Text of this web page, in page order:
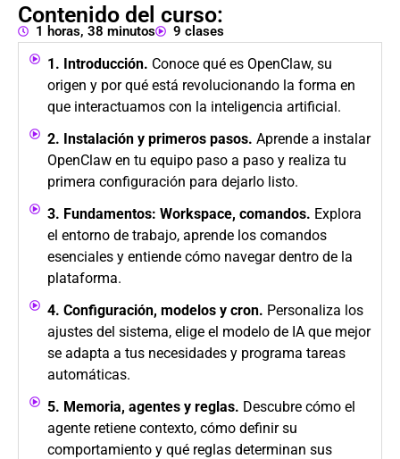
Contenido del curso:
1 horas, 38 minutos 9 clases
1. Introducción. Conoce qué es OpenClaw, su
origen y por qué está revolucionando la forma en
que interactuamos con la inteligencia artificial.
2. Instalación y primeros pasos. Aprende a instalar
OpenClaw en tu equipo paso a paso y realiza tu
primera configuración para dejarlo listo.
3. Fundamentos: Workspace, comandos. Explora
el entorno de trabajo, aprende los comandos
esenciales y entiende cómo navegar dentro de la
plataforma.
4. Configuración, modelos y cron. Personaliza los
ajustes del sistema, elige el modelo de IA que mejor
se adapta a tus necesidades y programa tareas
automáticas.
5. Memoria, agentes y reglas. Descubre cómo el
agente retiene contexto, cómo definir su
comportamiento y qué reglas determinan sus